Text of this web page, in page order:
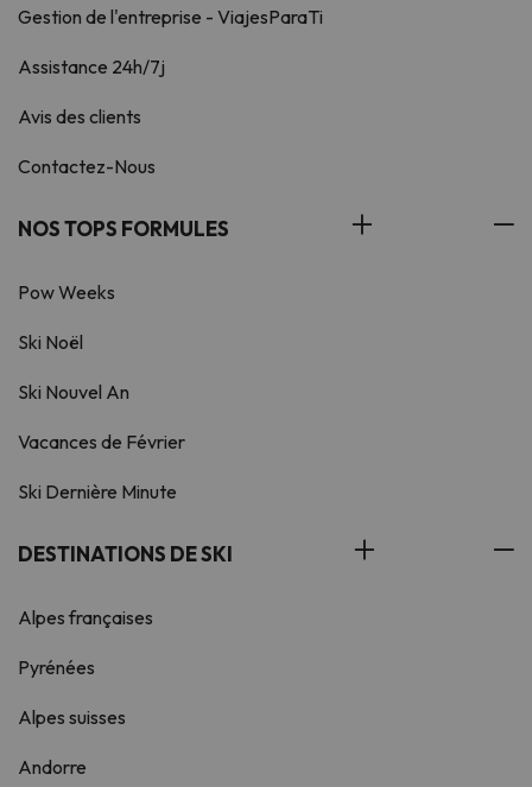
Gestion de l'entreprise - ViajesParaTi
Assistance 24h/7j
Avis des clients
Contactez-Nous
NOS TOPS FORMULES
Pow Weeks
Ski Noël
Ski Nouvel An
Vacances de Février
Ski Dernière Minute
DESTINATIONS DE SKI
Alpes françaises
Pyrénées
Alpes suisses
Andorre